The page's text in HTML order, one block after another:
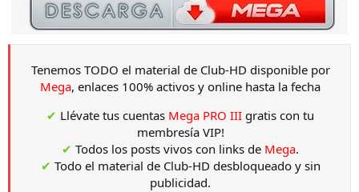
Tenemos TODO el material de Club-HD disponible por
Mega, enlaces 100% activos y online hasta la fecha
✔ Llévate tus cuentas Mega PRO III gratis con tu
membresía VIP!
✔ Todos los posts vivos con links de Mega.
✔ Todo el material de Club-HD desbloqueado y sin
publicidad.